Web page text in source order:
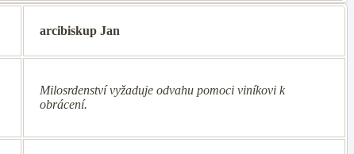
arcibiskup Jan
Milosrdenství vyžaduje odvahu pomoci viníkovi k
obrácení.